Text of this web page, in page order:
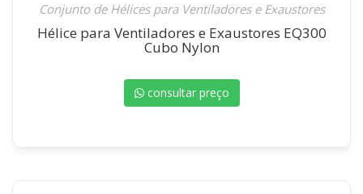
Conjunto de Hélices para Ventiladores e Exaustores
Hélice para Ventiladores e Exaustores EQ300
Cubo Nylon
consultar preço